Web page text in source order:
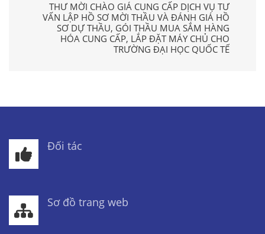
THƯ MỜI CHÀO GIÁ CUNG CẤP DỊCH VỤ TƯ
VẤN LẬP HỒ SƠ MỜI THẦU VÀ ĐÁNH GIÁ HỒ
SƠ DỰ THẦU, GÓI THẦU MUA SẮM HÀNG
HÓA CUNG CẤP, LẮP ĐẶT MÁY CHỦ CHO
TRƯỜNG ĐẠI HỌC QUỐC TẾ
Đối tác
Sơ đồ trang web